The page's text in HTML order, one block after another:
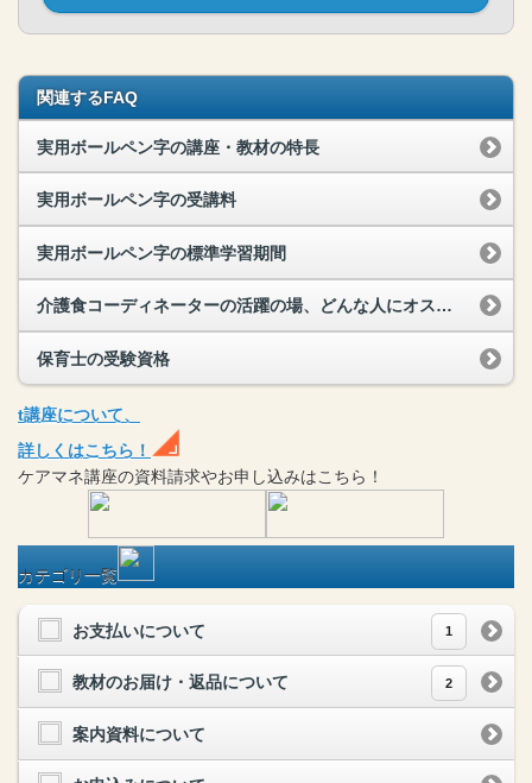
関連するFAQ
実用ボールペン字の講座・教材の特長
実用ボールペン字の受講料
実用ボールペン字の標準学習期間
介護食コーディネーターの活躍の場、どんな人にオススメ？
保育士の受験資格
t講座について、
詳しくはこちら！
ケアマネ講座の資料請求やお申し込みはこちら！
カテゴリ一覧
お支払いについて 1
教材のお届け・返品について 2
案内資料について